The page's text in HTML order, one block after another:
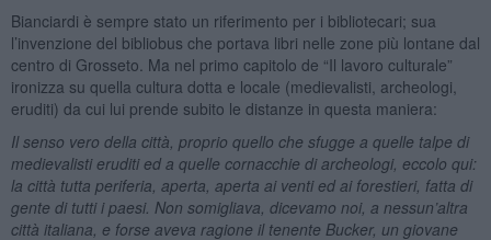
Bianciardi è sempre stato un riferimento per i bibliotecari; sua
l’invenzione del bibliobus che portava libri nelle zone più lontane dal
centro di Grosseto. Ma nel primo capitolo de “Il lavoro culturale”
ironizza su quella cultura dotta e locale (medievalisti, archeologi,
eruditi) da cui lui prende subito le distanze in questa maniera:
Il senso vero della città, proprio quello che sfugge a quelle talpe di
medievalisti eruditi ed a quelle cornacchie di archeologi, eccolo qui:
la città tutta periferia, aperta, aperta ai venti ed ai forestieri, fatta di
gente di tutti i paesi. Non somigliava, dicevamo noi, a nessun’altra
città italiana, e forse aveva ragione il tenente Bucker, un giovane